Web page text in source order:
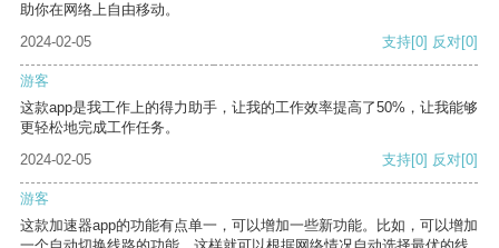
助你在网络上自由移动。
2024-02-05
支持[0] 反对[0]
游客
这款app是我工作上的得力助手，让我的工作效率提高了50%，让我能够
更轻松地完成工作任务。
2024-02-05
支持[0] 反对[0]
游客
这款加速器app的功能有点单一，可以增加一些新功能。比如，可以增加